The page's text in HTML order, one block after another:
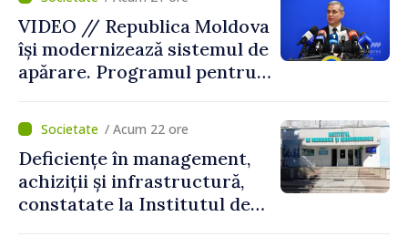
VIDEO // Republica Moldova
își modernizează sistemul de
apărare. Programul pentru
de Guvern. Anatolie Nosatîi:
„În contextul actual de
securitate, implementarea
Programului Strategiei
Naționale de Apărare
/ Acum 22 ore
Deficiențe în management,
achiziții și infrastructură,
constatate la Institutul de